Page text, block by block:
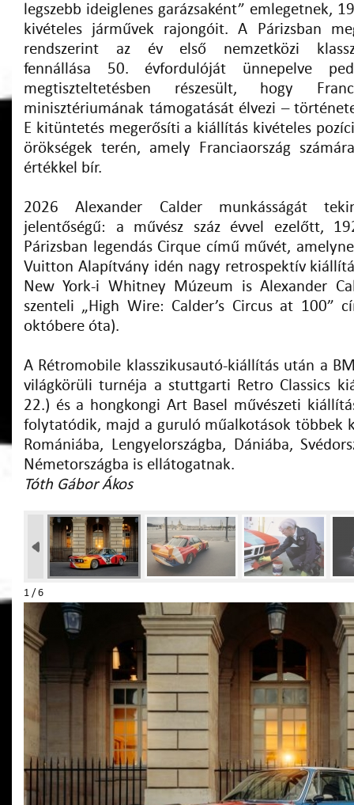
legszebb ideiglenes garázsaként” emlegetnek,
kivételes járművek rajongóit. A Párizsban
rendszerint az év első nemzetközi
fennállása 50. évfordulóját ünnepelve
megtiszteltetésben részesült, hogy
minisztériumának támogatását élvezi –
E kitüntetés megerősíti a kiállítás kivételes
örökségek terén, amely Franciaország
értékkel bír.
2026 Alexander Calder munkásságát
jelentőségű: a művész száz évvel ezelőtt,
Párizsban legendás Cirque című művét,
Vuitton Alapítvány idén nagy retrospektív
New York-i Whitney Múzeum is Alexander
szenteli „High Wire: Calder’s Circus at 100”
októbere óta).
A Rétromobile klasszikusautó-kiállítás után a
világkörüli turnéja a stuttgarti Retro Classics
22.) és a hongkongi Art Basel művészeti
folytatódik, majd a guruló műalkotások többek
Romániába, Lengyelországba, Dániába,
Németországba is ellátogatnak.
Tóth Gábor Ákos
1 / 6